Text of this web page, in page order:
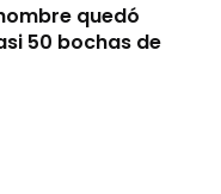
quedó
50 bochas de